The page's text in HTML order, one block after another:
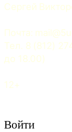
Сергей
Почта:
Тел. 8 (812)
до 18.00)
12+
Войти